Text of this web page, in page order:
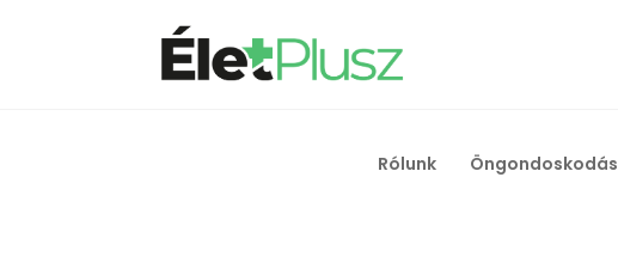
Rólunk Öngondoskodás